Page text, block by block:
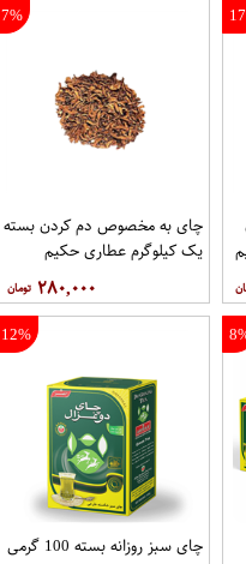
7%
چای به مخصوص دم کردن بسته
یک کیلوگرم عطاری حکیم
۲۸۰,۰۰۰
12%
چای سبز روزانه بسته 100 گرمی